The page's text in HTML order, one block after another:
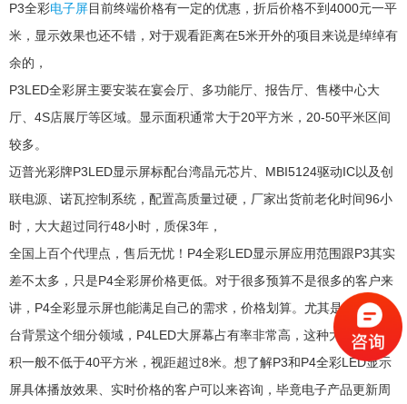
P3全彩电子屏目前终端价格有一定的优惠，折后价格不到4000元一平
米，显示效果也还不错，对于观看距离在5米开外的项目来说是绰绰有
余的，
P3LED全彩屏主要安装在宴会厅、多功能厅、报告厅、售楼中心大
厅、4S店展厅等区域。显示面积通常大于20平方米，20-50平米区间
较多。
迈普光彩牌P3LED显示屏标配台湾晶元芯片、MBI5124驱动IC以及创
联电源、诺瓦控制系统，配置高质量过硬，厂家出货前老化时间96小
时，大大超过同行48小时，质保3年，
全国上百个代理点，售后无忧！P4全彩LED显示屏应用范围跟P3其实
差不太多，只是P4全彩屏价格更低。对于很多预算不是很多的客户来
讲，P4全彩显示屏也能满足自己的需求，价格划算。尤其是宴会厅舞
台背景这个细分领域，P4LED大屏幕占有率非常高，这种大屏显示面
积一般不低于40平方米，视距超过8米。想了解P3和P4全彩LED显示
屏具体播放效果、实时价格的客户可以来咨询，毕竟电子产品更新周